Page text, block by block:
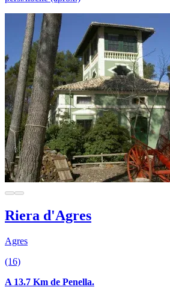
Riera d'Agres
Agres
(16)
A 13.7 Km de Penella.